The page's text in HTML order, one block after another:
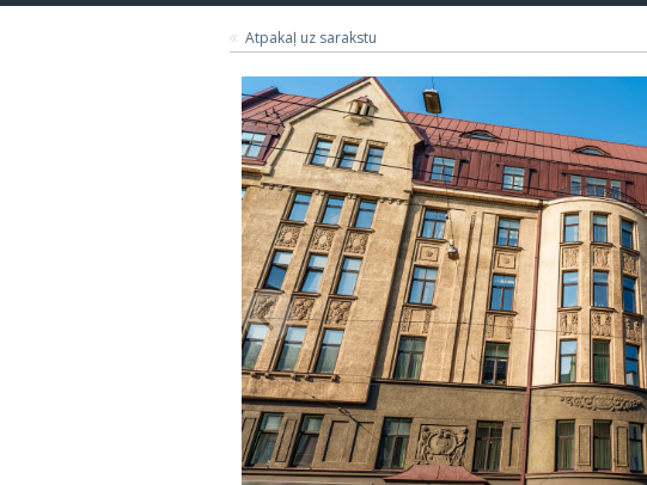
Atpakaļ uz sarakstu